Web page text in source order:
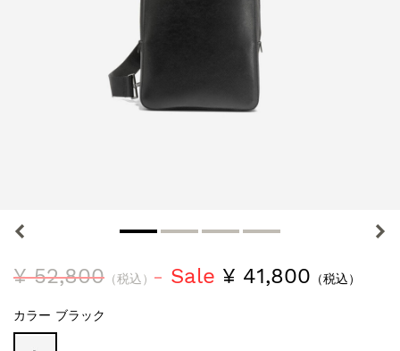
¥ 52,800 （税込） Sale ¥ 41,800 （税込）
カラー ブラック